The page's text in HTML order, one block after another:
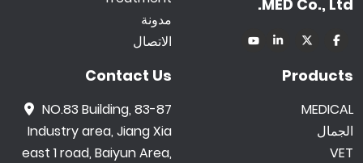
MED Co., Ltd.
مدونة
الاتصال
Products
MEDICAL
الجمال
VET
Contact Us
NO.83 Building, 83-87
Industry area, Jiang Xia
east 1 road, Baiyun Area,